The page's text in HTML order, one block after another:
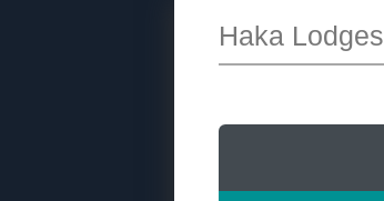
Haka Lodges